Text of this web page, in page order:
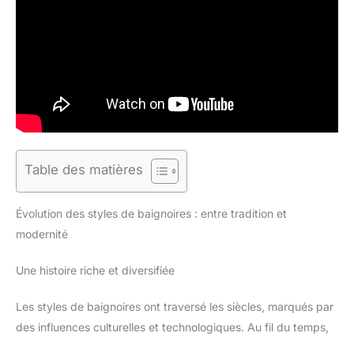
Table des matières
Évolution des styles de baignoires : entre tradition et
modernité
Une histoire riche et diversifiée
Les styles de baignoires ont traversé les siècles, marqués par
des influences culturelles et technologiques. Au fil du temps,